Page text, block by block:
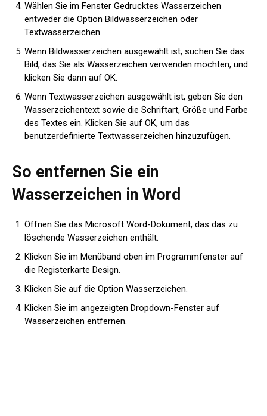
Wählen Sie im Fenster Gedrucktes Wasserzeichen
entweder die Option Bildwasserzeichen oder
Textwasserzeichen.
Wenn Bildwasserzeichen ausgewählt ist, suchen Sie das
Bild, das Sie als Wasserzeichen verwenden möchten, und
klicken Sie dann auf OK.
Wenn Textwasserzeichen ausgewählt ist, geben Sie den
Wasserzeichentext sowie die Schriftart, Größe und Farbe
des Textes ein. Klicken Sie auf OK, um das
benutzerdefinierte Textwasserzeichen hinzuzufügen.
So entfernen Sie ein
Wasserzeichen in Word
Öffnen Sie das Microsoft Word-Dokument, das das zu
löschende Wasserzeichen enthält.
Klicken Sie im Menüband oben im Programmfenster auf
die Registerkarte Design.
Klicken Sie auf die Option Wasserzeichen.
Klicken Sie im angezeigten Dropdown-Fenster auf
Wasserzeichen entfernen.